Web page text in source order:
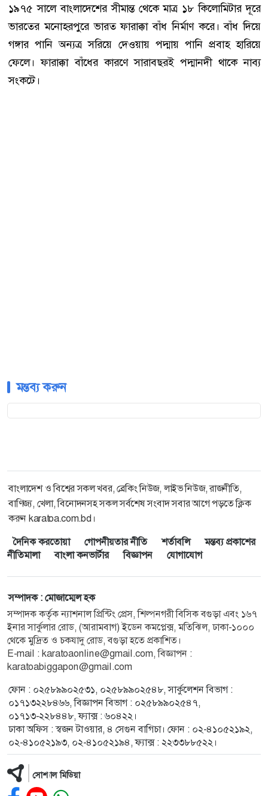
১৯৭৫ সালে বাংলাদেশের সীমান্ত থেকে মাত্র ১৮ কিলোমিটার দূরে
ভারতের মনোহরপুরে ভারত ফারাক্কা বাঁধ নির্মাণ করে। বাঁধ দিয়ে
গঙ্গার পানি অন্যত্র সরিয়ে দেওয়ায় পদ্মায় পানি প্রবাহ হারিয়ে
ফেলে। ফারাক্কা বাঁধের কারণে সারাবছরই পদ্মানদী থাকে নাব্য
সংকটে।
মন্তব্য করুন
বাংলাদেশ ও বিশ্বের সকল খবর, ব্রেকিং নিউজ, লাইভ নিউজ, রাজনীতি,
বাণিজ্য, খেলা, বিনোদনসহ সকল সর্বশেষ সংবাদ সবার আগে পড়তে ক্লিক
করুন karatoa.com.bd।
দৈনিক করতোয়া
গোপনীয়তার নীতি শর্তাবলি
মন্তব্য প্রকাশের
নীতিমালা
বাংলা কনভার্টার বিজ্ঞাপন যোগাযোগ
সম্পাদক : মোজাম্মেল হক
সম্পাদক কর্তৃক ন্যাশনাল প্রিন্টিং প্রেস, শিল্পনগরী বিসিক বগুড়া এবং ১৬৭
ইনার সার্কুলার রোড, (আরামবাগ) ইডেন কমপ্লেক্স, মতিঝিল, ঢাকা-১০০০
থেকে মুদ্রিত ও চকযাদু রোড, বগুড়া হতে প্রকাশিত।
E-mail : karatoaonline@gmail.com, বিজ্ঞাপন :
karatoabiggapon@gmail.com
ফোন : ০২৫৮৯৯০২৫৩১, ০২৫৮৯৯০২৫৪৮, সার্কুলেশন বিভাগ :
০১৭১৩২২৮৪৬৬, বিজ্ঞাপন বিভাগ : ০২৫৮৯৯০২৫৪৭,
০১৭১৩-২২৮৪৪৮, ফ্যাক্স : ৬০৪২২।
ঢাকা অফিস : স্বজন টাওয়ার, ৪ সেগুন বাগিচা। ফোন : ০২-৪১০৫২১৯২,
০২-৪১০৫২১৯৩, ০২-৪১০৫২১৯৪, ফ্যাক্স : ২২৩৩৮৮৫২২।
সোশ্যাল মিডিয়া